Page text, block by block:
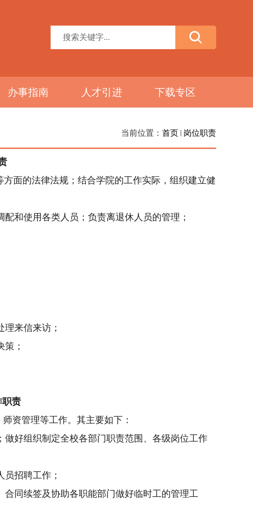
办事指南 人才引进 下载专区
当前位置： 首页 岗位职责
面的法律法规；结合学院的工作实际，组织建立健
和使用各类人员；负责离退休人员的管理；
来信来访；
；
职责
资管理等工作。其主要如下：
做好组织制定全校各部门职责范围、各级岗位工作
招聘工作；
同续签及协助各职能部门做好临时工的管理工